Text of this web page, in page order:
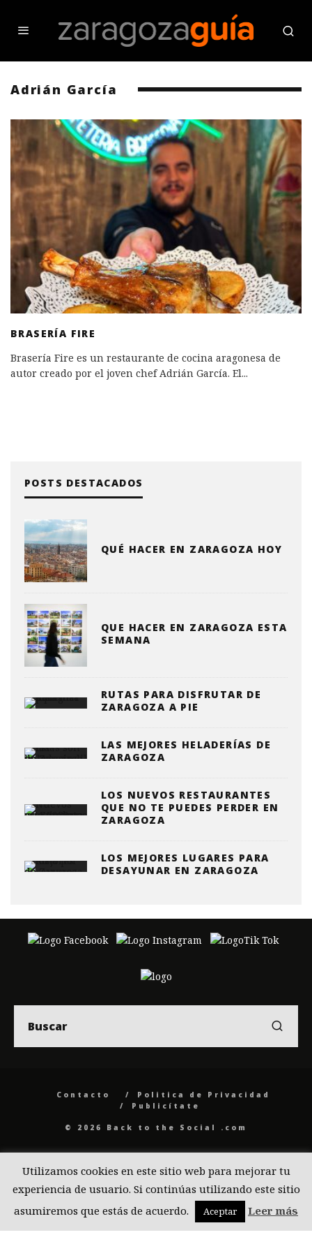
Adrián García
BRASERÍA FIRE
Brasería Fire es un restaurante de cocina aragonesa de
autor creado por el joven chef Adrián García. El...
POSTS DESTACADOS
QUÉ HACER EN ZARAGOZA HOY
QUE HACER EN ZARAGOZA ESTA
SEMANA
RUTAS PARA DISFRUTAR DE
ZARAGOZA A PIE
LAS MEJORES HELADERÍAS DE
ZARAGOZA
LOS NUEVOS RESTAURANTES
QUE NO TE PUEDES PERDER EN
ZARAGOZA
LOS MEJORES LUGARES PARA
DESAYUNAR EN ZARAGOZA
Contacto
Politica de Privacidad
Publicítate
© 2026 Back to the Social .com
Utilizamos cookies en este sitio web para mejorar tu
experiencia de usuario. Si continúas utilizando este sitio
asumiremos que estás de acuerdo.
Aceptar Leer más